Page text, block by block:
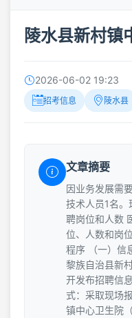
陵水县新村镇
2026-06-02 19:23
招考信息 陵水县
文章摘要
因业务发展需
技术人员1名。
聘岗位和人数
位、人数和岗
程序 （一）信
黎族自治县新
开发布招聘信
式：采取现场
镇中心卫生院